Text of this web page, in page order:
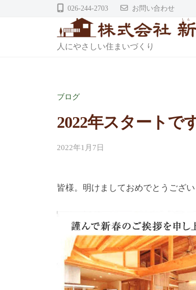
026-244-2703 お問い合わせ
株
社
新
工
人にやさしい住まいづくり
ブログ
2022年スタートです
2022年1月7日
皆様。明けましておめでとうござい
株
会
社
務
店